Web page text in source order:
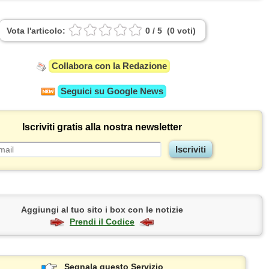
Vota l'articolo: 0/ 5 (0 voti)
Collabora con la Redazione
Seguici su Google News
Iscriviti gratis alla nostra newsletter
Aggiungi al tuo sito i box con le notizie
Prendi il Codice
Segnala questo Servizio